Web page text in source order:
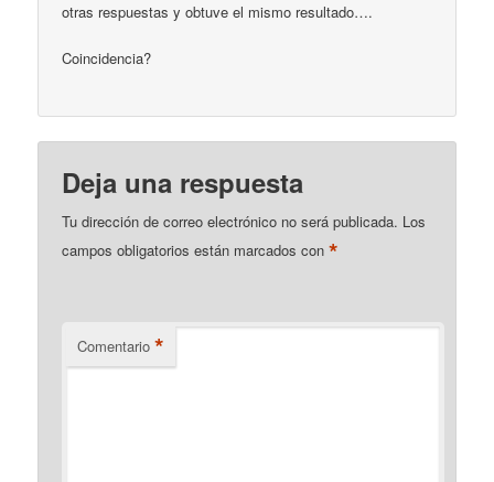
otras respuestas y obtuve el mismo resultado….
Coincidencia?
Deja una respuesta
Tu dirección de correo electrónico no será publicada. Los
campos obligatorios están marcados con*
Comentario *